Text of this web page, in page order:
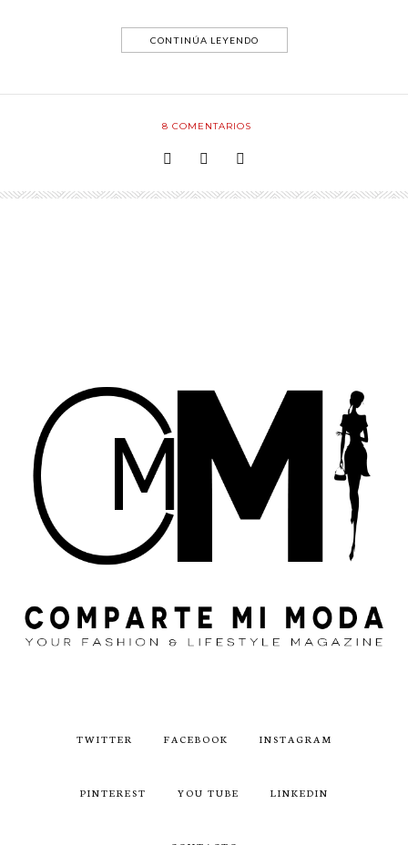
CONTINÚA LEYENDO
8 COMENTARIOS
TWITTER FACEBOOK INSTAGRAM
PINTEREST YOU TUBE LINKEDIN